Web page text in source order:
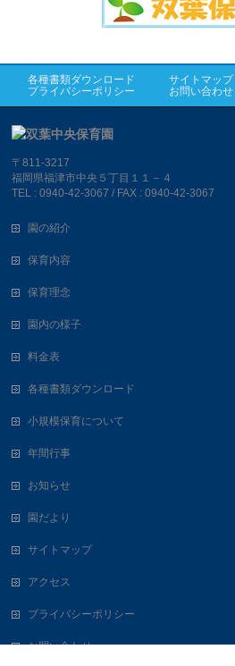
各種書類ダウンロード サイトマップ
プライバシーポリシー
お問い合わせ
〒811-3217
福岡県福津市中央５丁目１１－４
TEL : 0940-42-3067 / FAX : 0940-42-3067
園の紹介
保育内容
保育理念
園内の様子
料金表
各種書類ダウンロード
小規模保育について
年間行事
お知らせ
園だより
サイトマップ
アクセス
プライバシーポリシー
お問い合わせ